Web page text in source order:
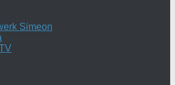
Simeon